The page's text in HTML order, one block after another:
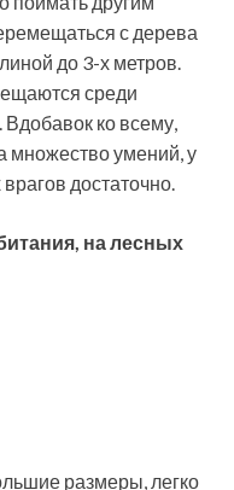
с дерева
до 3-х метров.
среди
Вдобавок ко всему,
множество умений, у
достаточно.
на лесных
размеры, легко